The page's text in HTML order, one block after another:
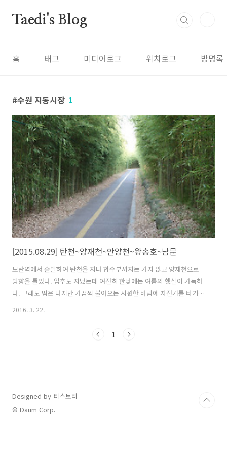
Taedi's Blog
홈 태그 미디어로그 위치로그 방명록
수원 지동시장 1
[2015.08.29] 탄천~양재천~안양천~왕송호~남문
모란역에서 출발하여 탄천을 지나 합수부까지는 가지 않고 양재천으로
방향을 틀었다. 입추도 지났는데 여전히 한낮에는 여름의 햇살이 가득하
다. 그래도 땀은 나지만 가끔씩 불어오는 시원한 바람에 자전거를 타기에
좋은날이다. 양재천은 강남과 서초를 지나 과천까지 이어진다. 주변에 아
있다. 길도 잘 정비되어 있고 일부구간은 일방통행이라 맞은편에서 오는
2016. 3. 22.
1
Designed by 티스토리
© Daum Corp.